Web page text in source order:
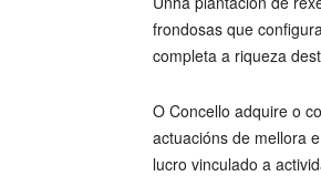
frondosas que
completa a riqueza
O Concello adquire o
actuacións de mellora
lucro vinculado a